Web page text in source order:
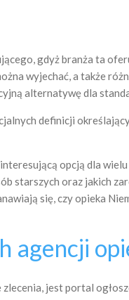
gdyż branża ta
wyjechać, a także
alternatywę dla
definicji
opcją dla
starszych oraz jakich
się, czy opieka
agencji
jest portal